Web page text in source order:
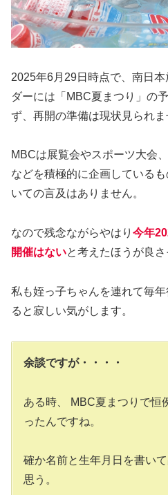
2025年6月29日時点で、南日
ダーには「MBC夏まつり」の
ず、再開の準備は現状見られま
MBCは展覧会やスポーツ大会
などを積極的に企画している
いての言及はありません。
なので残念ながらやはり 今年
開催はないと考えたほうが良さ
私も姪っ子ちゃんを連れて毎
ると寂しい気がします。
余談ですが・・・・
ある時、 MBC夏まつりで恒
ったんですね。
確か名前と生年月日を書い
思う。